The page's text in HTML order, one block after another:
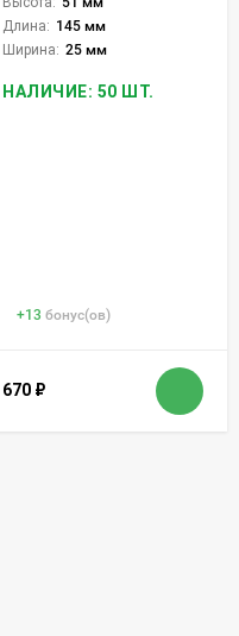
Длина: 145 мм
Ширина: 25 мм
НАЛИЧИЕ: 50 ШТ.
+13 бонус(ов)
670 ₽